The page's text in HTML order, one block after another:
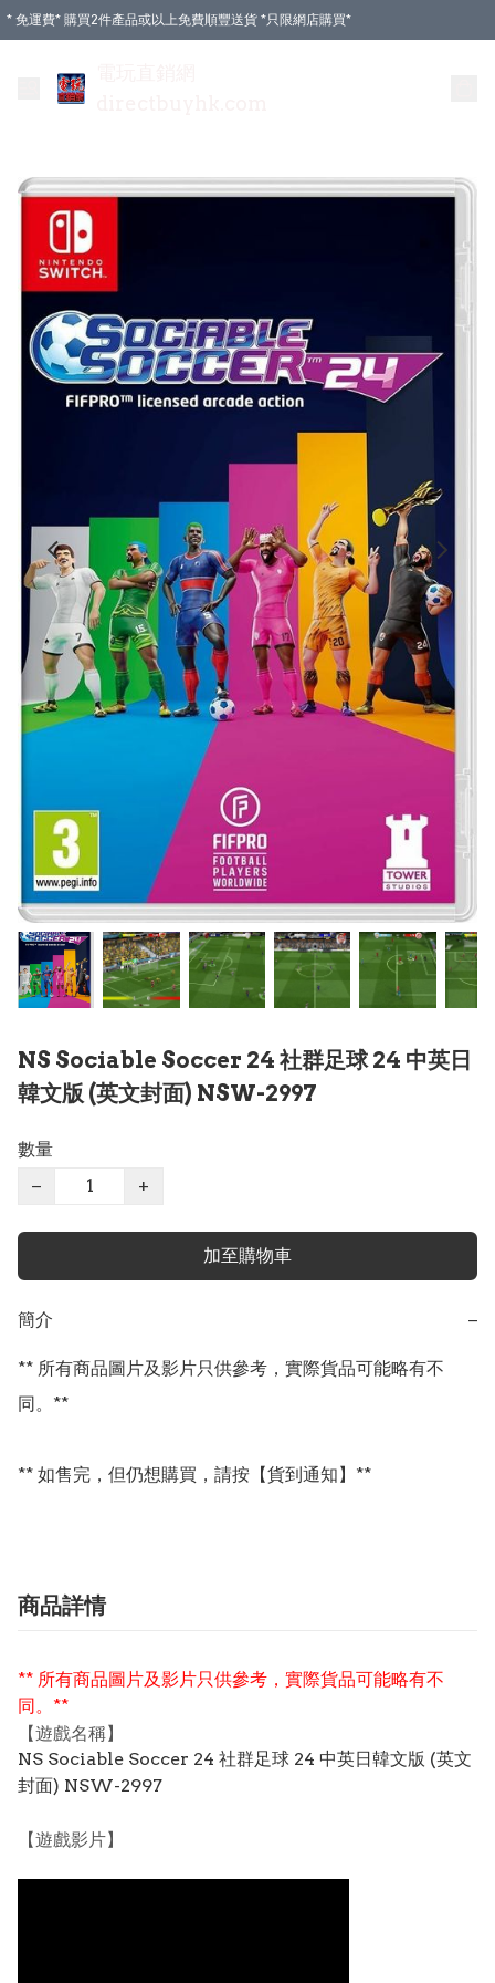
* 免運費* 購買2件產品或以上免費順豐送貨 *只限網店購買*
NS Sociable Soccer 24 社群足球 24 中英日
韓文版 (英文封面) NSW-2997
數量
−
+
加至購物車
簡介 −
** 所有商品圖片及影片只供參考，實際貨品可能略有不
同。**
** 如售完，但仍想購買，請按【貨到通知】**
商品詳情
** 所有商品圖片及影片只供參考，實際貨品可能略有不
同。**
【遊戲名稱】
NS Sociable Soccer 24 社群足球 24 中英日韓文版 (英文
封面) NSW-2997
【遊戲影片】